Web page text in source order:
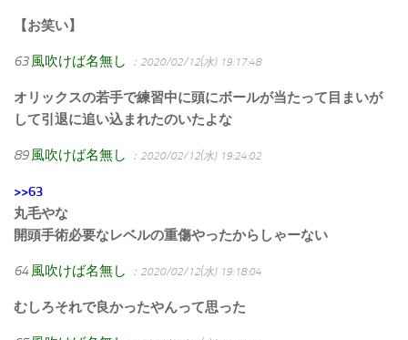
【お笑い】
63 風吹けば名無し ：2020/02/12(水) 19:17:48
オリックスの若手で練習中に頭にボールが当たって目まいが
して引退に追い込まれたのいたよな
89 風吹けば名無し ：2020/02/12(水) 19:24:02
>>63
丸毛やな
開頭手術必要なレベルの重傷やったからしゃーない
64 風吹けば名無し ：2020/02/12(水) 19:18:04
むしろそれで良かったやんって思った